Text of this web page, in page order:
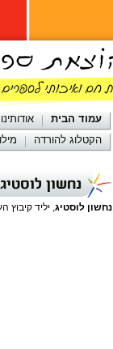
עמוד הבית אודותינו
הקטלוג להורדה
נחשון לוסטיג
נחשון לוסטיג, יליד